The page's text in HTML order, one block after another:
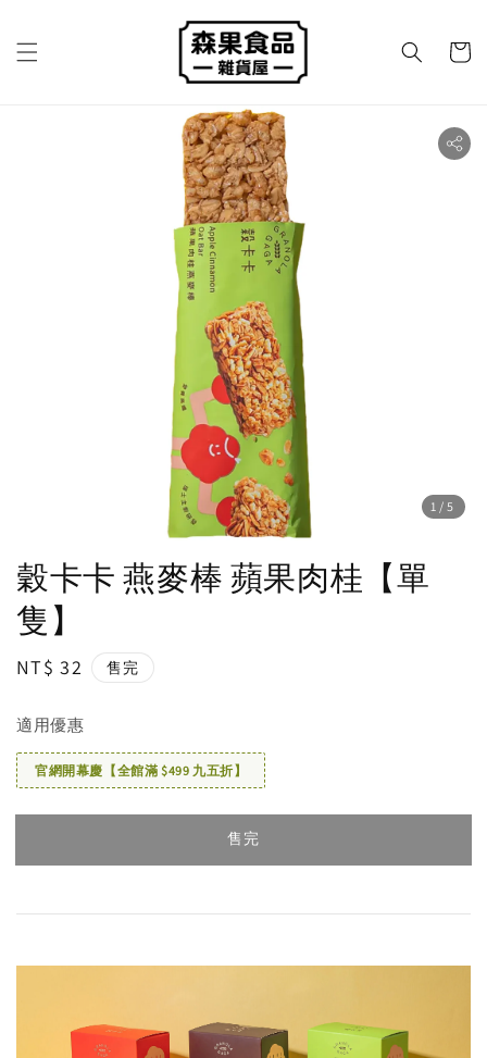
1 /5
穀卡卡 燕麥棒 蘋果肉桂【單
隻】
Regular
NT$ 32 售完
適用優惠
官網開幕慶【全館滿 $499 九五折】
售完